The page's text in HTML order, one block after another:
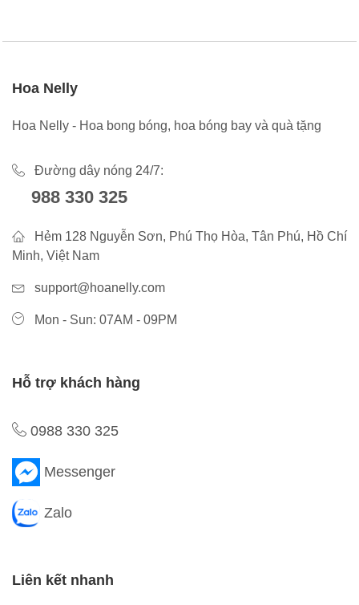
Hoa Nelly
Hoa Nelly - Hoa bong bóng, hoa bóng bay và quà tặng
Đường dây nóng 24/7:
988 330 325
Hẻm 128 Nguyễn Sơn, Phú Thọ Hòa, Tân Phú, Hồ Chí
Minh, Việt Nam
support@hoanelly.com
Mon - Sun: 07AM - 09PM
Hỗ trợ khách hàng
0988 330 325
Messenger
Zalo
Liên kết nhanh